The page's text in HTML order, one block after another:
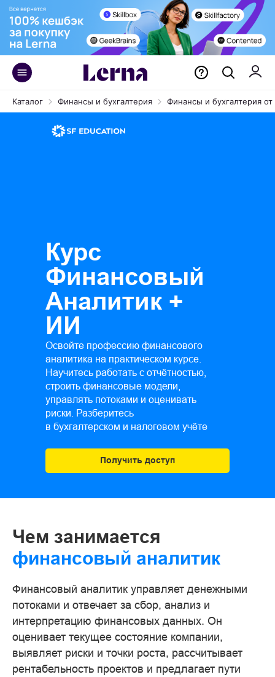
Каталог Финансы и бухгалтерия Финансы и бухгалтерия
Курс
Финансовый
Аналитик +
ИИ
Освойте профессию финансового
аналитика на практическом курсе.
Научитесь работать с отчётностью,
строить финансовые модели,
управлять потоками и оценивать
риски. Разберитесь
в бухгалтерском и налоговом учёте
Получить доступ
Чем занимается
финансовый аналитик
Финансовый аналитик управляет денежными
потоками и отвечает за сбор, анализ и
интерпретацию финансовых данных. Он
оценивает текущее состояние компании,
выявляет риски и точки роста, рассчитывает
рентабельность проектов и предлагает пути